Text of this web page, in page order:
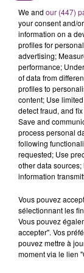
We and our (447)
your consent and/
information on a
profiles for
advertising;
performance;
of data from
profiles to
content; Use
detect fraud, and
Save and
process personal
following
requested; Use
other data
information
Vous pouvez
sélectionnant les
Vous pouvez
accepter". Vos
pouvez mettre à
moment via le lien